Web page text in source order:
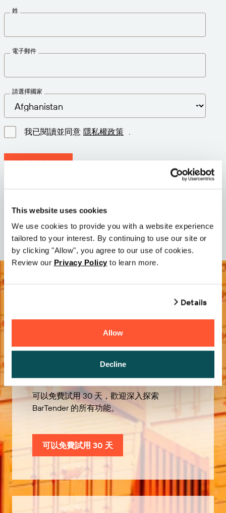
This website uses cookies
We use cookies to provide you with a website experience
tailored to your interest. By continuing to use our site or
by clicking "Allow", you agree to our use of cookies.
Review our Privacy Policy to learn more.
Details
Allow
Decline
姓
電子郵件
請選擇國家
我已閱讀並同意 隱私權政策
尺寸: 110.5 M
日期: 2026-05-05
歡迎免費試用
可以免費試用 30 天，歡迎深入探索
BarTender 的所有功能。
可以免費試用 30 天